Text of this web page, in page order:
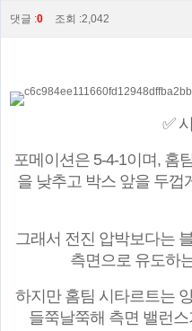
댓글 :0 조회 :2,042
✅
포메이션은 5-4-1이며, 홈
을 낮추고 박스 앞을 두껍
그래서 전진 압박보다는
측면으로 유도하
하지만 홈팀 시타르트는
들쭉날쭉해 측면 밸런